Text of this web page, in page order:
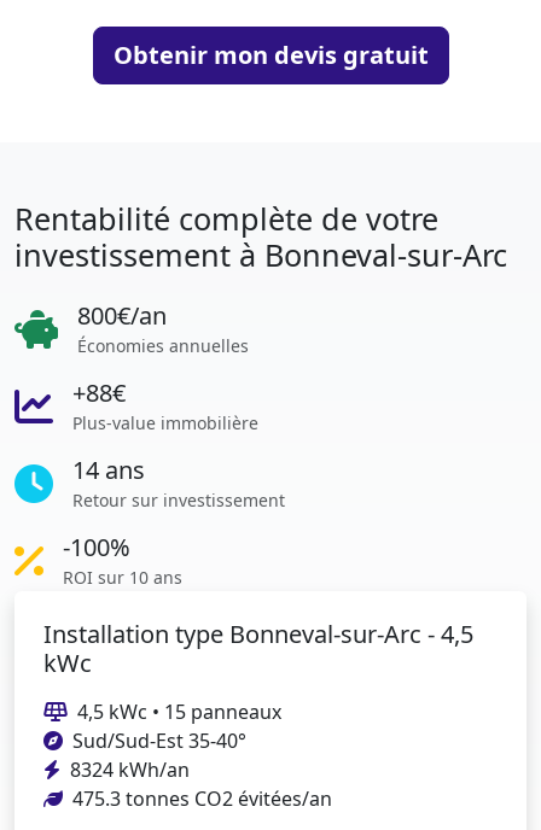
Obtenir mon devis gratuit
Rentabilité complète de votre
investissement à Bonneval-sur-Arc
800€/an
Économies annuelles
+88€
Plus-value immobilière
14 ans
Retour sur investissement
-100%
ROI sur 10 ans
Installation type Bonneval-sur-Arc - 4,5
kWc
4,5 kWc • 15 panneaux
Sud/Sud-Est 35-40°
8324 kWh/an
475.3 tonnes CO2 évitées/an